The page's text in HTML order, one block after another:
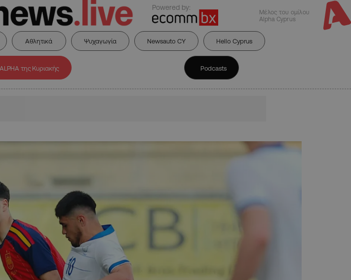
Powered by:
Μέλος του ομίλου
Alpha Cyprus
Αθλητικά Ψυχαγωγία Newsauto CY Hello Cyprus
ALPHA της Κυριακής Podcasts